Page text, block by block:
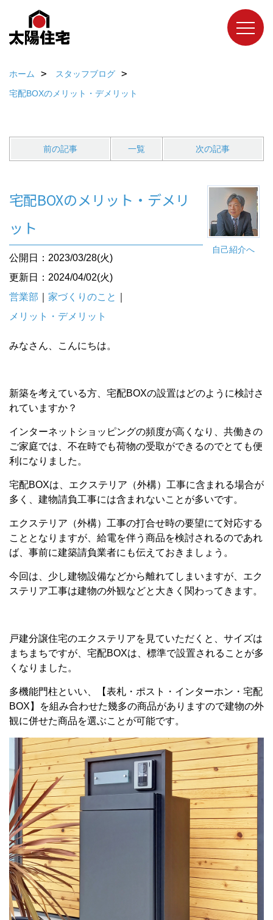
ホーム
スタッフブログ
宅配BOXのメリット・デメリット
前の記事 一覧 次の記事
自己紹介へ
宅配BOXのメリット・デメリ
ット
公開日：2023/03/28(火)
更新日：2024/04/02(火)
営業部
家づくりのこと
メリット・デメリット
みなさん、こんにちは。
新築を考えている方、宅配BOXの設置はどのように検討さ
れていますか？
インターネットショッピングの頻度が高くなり、共働きの
ご家庭では、不在時でも荷物の受取ができるのでとても便
利になりました。
宅配BOXは、エクステリア（外構）工事に含まれる場合が
多く、建物請負工事には含まれないことが多いです。
エクステリア（外構）工事の打合せ時の要望にて対応する
こととなりますが、給電を伴う商品を検討されるのであれ
ば、事前に建築請負業者にも伝えておきましょう。
今回は、少し建物設備などから離れてしまいますが、エク
ステリア工事は建物の外観などと大きく関わってきます。
戸建分譲住宅のエクステリアを見ていただくと、サイズは
まちまちですが、宅配BOXは、標準で設置されることが多
くなりました。
多機能門柱といい、【表札・ポスト・インターホン・宅配
BOX】を組み合わせた幾多の商品がありますので建物の外
観に併せた商品を選ぶことが可能です。